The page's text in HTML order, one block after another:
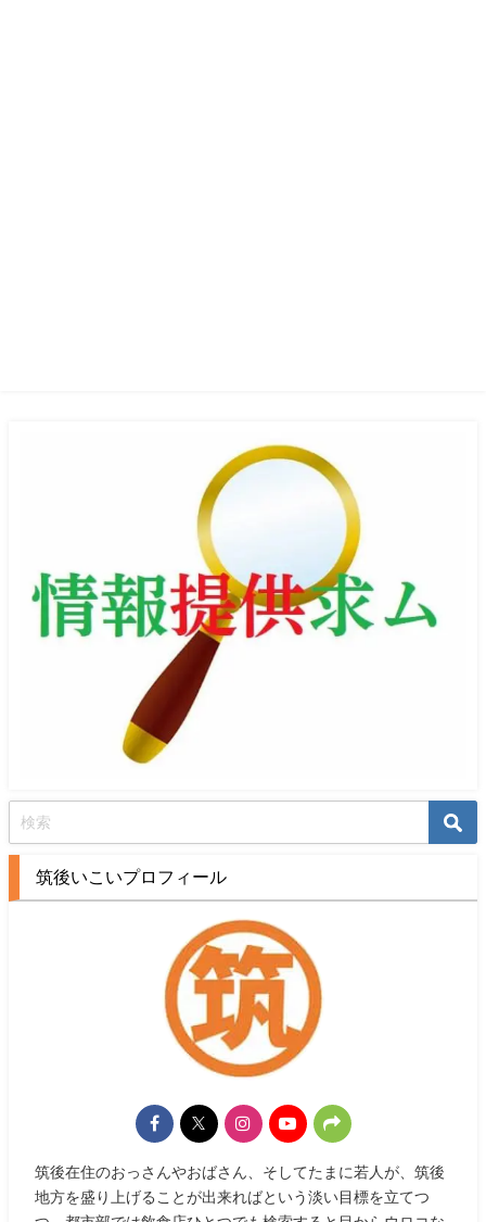
筑後いこいプロフィール
筑後在住のおっさんやおばさん、そしてたまに若人が、筑後
地方を盛り上げることが出来ればという淡い目標を立てつ